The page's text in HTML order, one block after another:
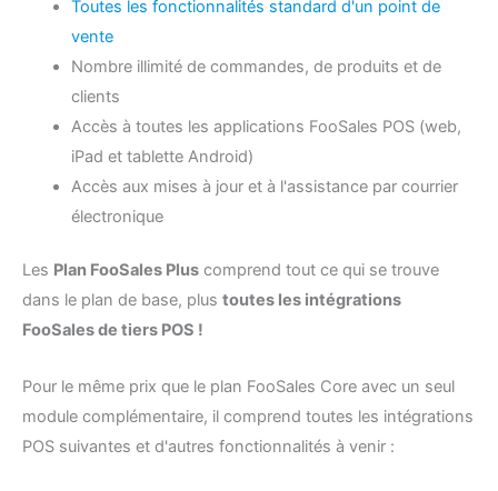
Toutes les fonctionnalités standard d'un point de
vente
Nombre illimité de commandes, de produits et de
clients
Accès à toutes les applications FooSales POS (web,
iPad et tablette Android)
Accès aux mises à jour et à l'assistance par courrier
électronique
Les Plan FooSales Plus comprend tout ce qui se trouve
dans le plan de base, plus toutes les intégrations
FooSales de tiers POS !
Pour le même prix que le plan FooSales Core avec un seul
module complémentaire, il comprend toutes les intégrations
POS suivantes et d'autres fonctionnalités à venir :